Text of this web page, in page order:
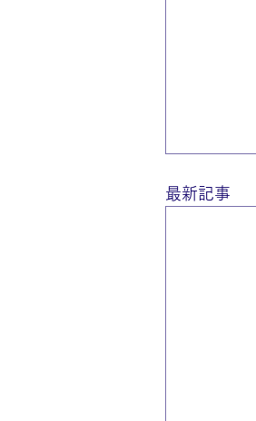
最新記事